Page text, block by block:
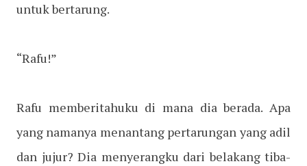
untuk bertarung.
“Rafu!”
Rafu memberitahuku di mana dia berada. Apa
yang namanya menantang pertarungan yang adil
dan jujur? Dia menyerangku dari belakang tiba-